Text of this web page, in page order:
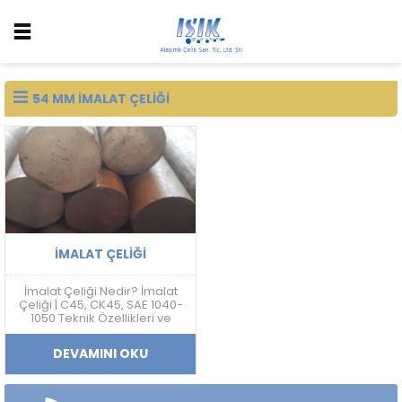
54 MM İMALAT ÇELIĞI
İMALAT ÇELIĞI
İmalat Çeliği Nedir? İmalat
Çeliği | C45, CK45, SAE 1040-
1050 Teknik Özellikleri ve
Fiyatları İmalat çeliği; makine,
otomotiv, savunma sanayi,
kalıp ve mekanik sistem
üretimlerinde yaygın
kullanılan karbon esaslı
DEVAMINI OKU